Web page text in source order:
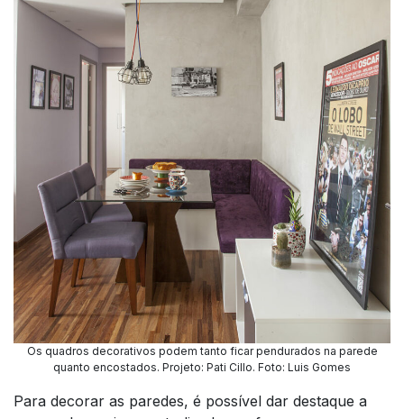
Os quadros decorativos podem tanto ficar pendurados na parede
quanto encostados. Projeto: Pati Cillo. Foto: Luis Gomes
Para decorar as paredes, é possível dar destaque a